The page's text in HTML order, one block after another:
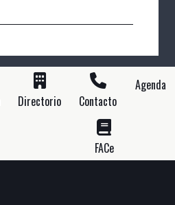
Directorio Contacto
Agenda
FACe